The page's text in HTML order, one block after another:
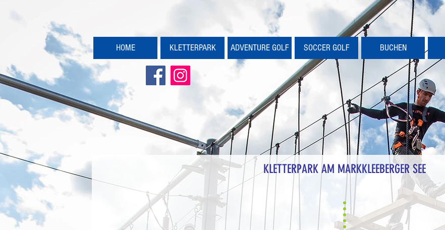
HOME KLETTERPARK ADVENTURE GOLF SOCCER GOLF BUCHEN
KLETTERPARK AM MARKKLEEBERGER SEE